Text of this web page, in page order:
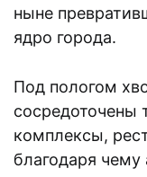
ныне
ядро города.
Под пологом
сосредоточены
комплексы,
благодаря